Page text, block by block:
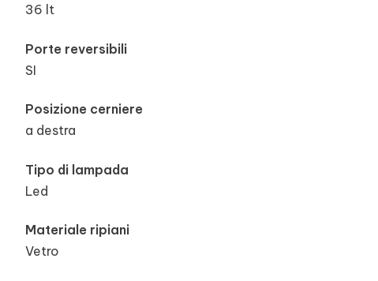
36 lt
Porte reversibili
SI
Posizione cerniere
a destra
Tipo di lampada
Led
Materiale ripiani
Vetro